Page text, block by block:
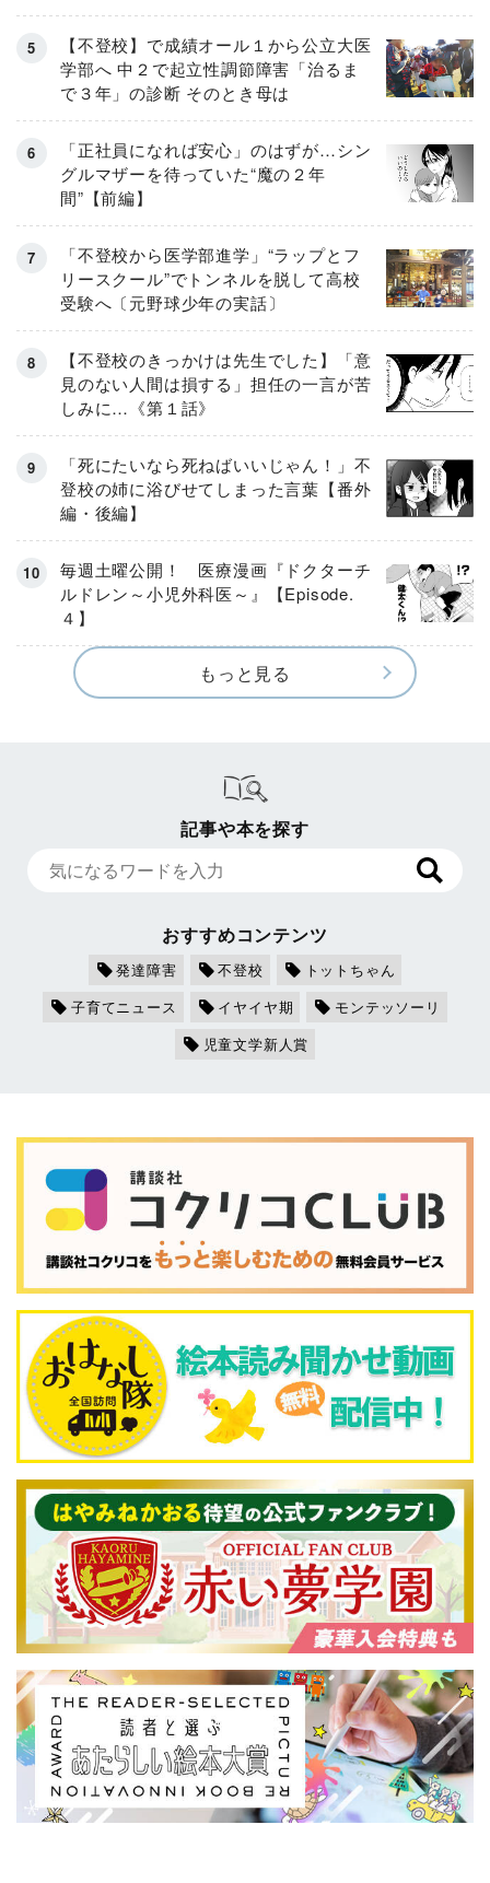
【不登校】で成績オール１から公立大医
学部へ 中２で起立性調節障害「治るま
で３年」の診断 そのとき母は
「正社員になれば安心」のはずが…シン
グルマザーを待っていた“魔の２年
間”【前編】
「不登校から医学部進学」“ラップとフ
リースクール”でトンネルを脱して高校
受験へ〔元野球少年の実話〕
【不登校のきっかけは先生でした】「意
見のない人間は損する」担任の一言が苦
しみに…《第１話》
「死にたいなら死ねばいいじゃん！」不
登校の姉に浴びせてしまった言葉【番外
編・後編】
毎週土曜公開！ 医療漫画『ドクターチ
ルドレン～小児外科医～』【Episode.
４】
もっと見る
記事や本を探す
おすすめコンテンツ
発達障害 不登校
トットちゃん
子育てニュース
イヤイヤ期
モンテッソーリ
児童文学新人賞